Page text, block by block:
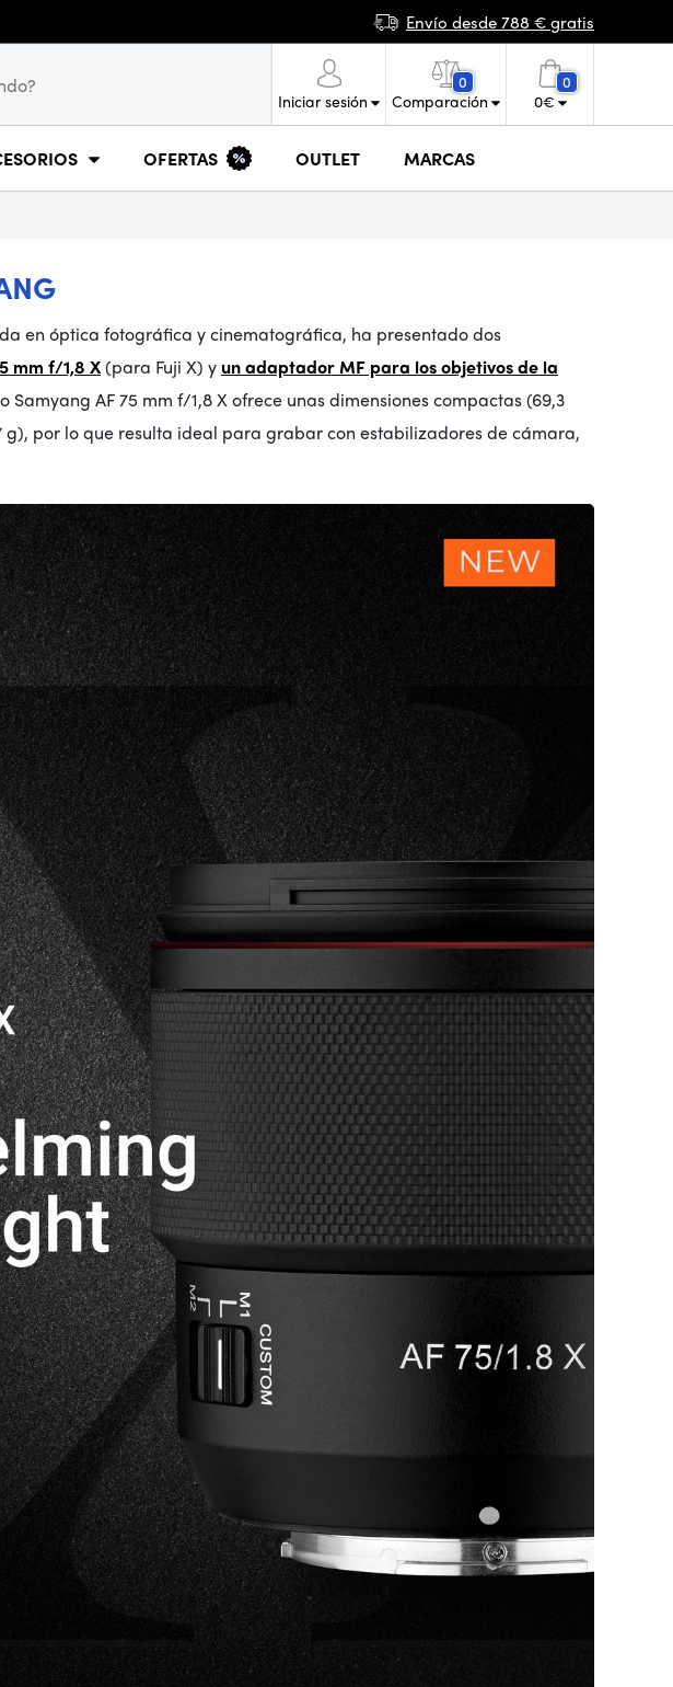
Envío desde 788 € gratis
Iniciar sesión
0
Comparación
0
0€
OFERTAS OUTLET MARCAS
en óptica fotográfica y cinematográfica, ha presentado dos
mm f/1,8 X(para Fuji X) y un adaptador MF para los objetivos de la
Samyang AF 75 mm f/1,8 Xofrece unas dimensiones compactas (69,3
g), por lo que resulta ideal para grabar con estabilizadores de cámara,